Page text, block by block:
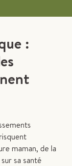
:
maman, de la
sa santé